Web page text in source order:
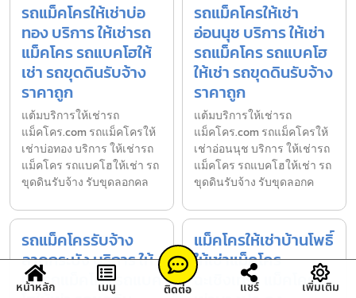
รถแม็คโครให้เช่าบ่อ
ทอง บริการ ให้เช่ารถ
แม็คโคร รถแบคโฮให้
เช่า รถขุดดินรับจ้าง
ราคาถูก
แต้มบริการให้เช่ารถ
แม็คโคร.com รถแม็คโครให้
เช่าบ่อทอง บริการ ให้เช่ารถ
แม็คโคร รถแบคโฮให้เช่า รถ
ขุดดินรับจ้าง รับขุดลอกคล
รถแม็คโครให้เช่า
อ่อนนุช บริการ ให้เช่า
รถแม็คโคร รถแบคโฮ
ให้เช่า รถขุดดินรับจ้าง
ราคาถูก
แต้มบริการให้เช่ารถ
แม็คโคร.com รถแม็คโครให้
เช่าอ่อนนุช บริการ ให้เช่ารถ
แม็คโคร รถแบคโฮให้เช่า รถ
ขุดดินรับจ้าง รับขุดลอกค
รถแม็คโครรับจ้าง
ลาดกระบัง บริการ ให้
เช่ารถแม็คโคร รถแบค
แม็คโครให้เช่าบ้านโพธิ์
ให้เช่าแม็คโคร
ฉะเชิงเทรา แม็คโครให้
หน้าหลัก เมนู ติดต่อ แชร์ เพิ่มเติม